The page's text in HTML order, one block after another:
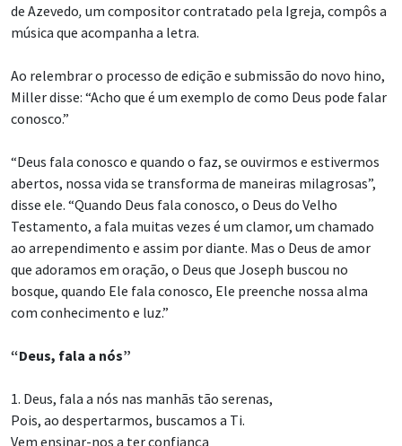
de Azevedo, um compositor contratado pela Igreja, compôs a
música que acompanha a letra.
Ao relembrar o processo de edição e submissão do novo hino,
Miller disse: “Acho que é um exemplo de como Deus pode falar
conosco.”
“Deus fala conosco e quando o faz, se ouvirmos e estivermos
abertos, nossa vida se transforma de maneiras milagrosas”,
disse ele. “Quando Deus fala conosco, o Deus do Velho
Testamento, a fala muitas vezes é um clamor, um chamado
ao arrependimento e assim por diante. Mas o Deus de amor
que adoramos em oração, o Deus que Joseph buscou no
bosque, quando Ele fala conosco, Ele preenche nossa alma
com conhecimento e luz.”
“Deus, fala a nós”
1. Deus, fala a nós nas manhãs tão serenas,
Pois, ao despertarmos, buscamos a Ti.
Vem ensinar-nos a ter confiança